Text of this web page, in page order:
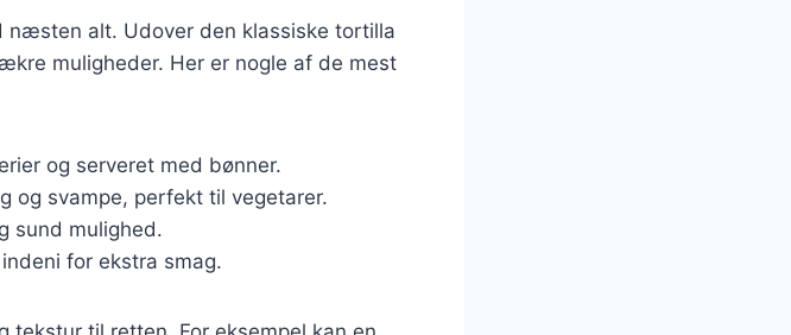
næsten alt. Udover den klassiske tortilla
muligheder. Her er nogle af de mest
og serveret med bønner.
og svampe, perfekt til vegetarer.
sund mulighed.
for ekstra smag.